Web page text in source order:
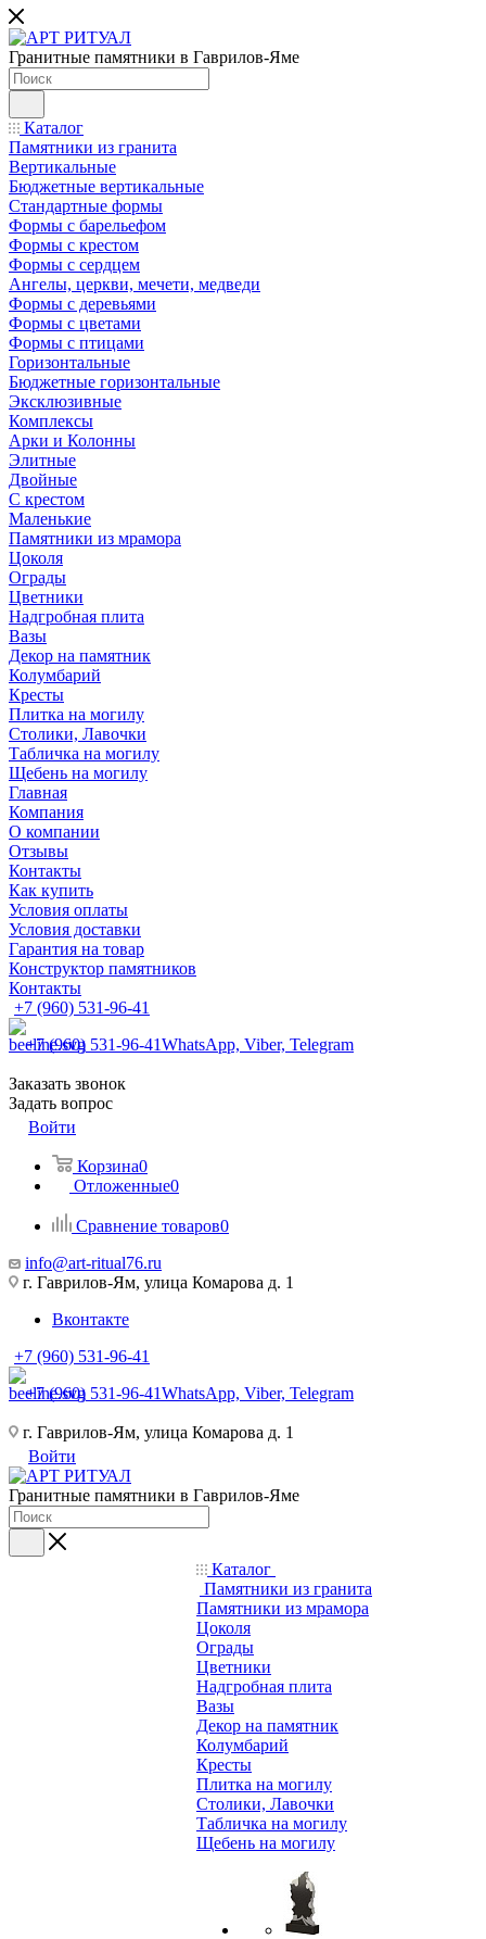
Гранитные памятники в Гаврилов-Яме
Каталог
Памятники из гранита
Вертикальные
Бюджетные вертикальные
Стандартные формы
Формы с барельефом
Формы с крестом
Формы с сердцем
Ангелы, церкви, мечети, медведи
Формы с деревьями
Формы с цветами
Формы с птицами
Горизонтальные
Бюджетные горизонтальные
Эксклюзивные
Комплексы
Арки и Колонны
Элитные
Двойные
С крестом
Маленькие
Памятники из мрамора
Цоколя
Ограды
Цветники
Надгробная плита
Вазы
Декор на памятник
Колумбарий
Кресты
Плитка на могилу
Столики, Лавочки
Табличка на могилу
Щебень на могилу
Главная
Компания
О компании
Отзывы
Контакты
Как купить
Условия оплаты
Условия доставки
Гарантия на товар
Конструктор памятников
Контакты
+7 (960) 531-96-41
+7 (960) 531-96-41WhatsApp, Viber, Telegram
Заказать звонок
Задать вопрос
Войти
Корзина0
Отложенные0
Сравнение товаров0
info@art-ritual76.ru
г. Гаврилов-Ям, улица Комарова д. 1
Вконтакте
+7 (960) 531-96-41
+7 (960) 531-96-41WhatsApp, Viber, Telegram
г. Гаврилов-Ям, улица Комарова д. 1
Войти
Гранитные памятники в Гаврилов-Яме
Каталог
Памятники из гранита
Памятники из мрамора
Цоколя
Ограды
Цветники
Надгробная плита
Вазы
Декор на памятник
Колумбарий
Кресты
Плитка на могилу
Столики, Лавочки
Табличка на могилу
Щебень на могилу